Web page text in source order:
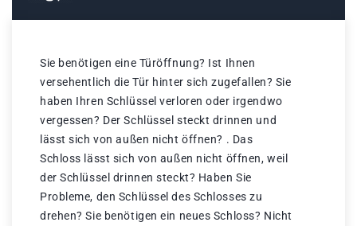
Sie benötigen eine Türöffnung? Ist Ihnen
versehentlich die Tür hinter sich zugefallen? Sie
haben Ihren Schlüssel verloren oder irgendwo
vergessen? Der Schlüssel steckt drinnen und
lässt sich von außen nicht öffnen? . Das
Schloss lässt sich von außen nicht öffnen, weil
der Schlüssel drinnen steckt? Haben Sie
Probleme, den Schlüssel des Schlosses zu
drehen? Sie benötigen ein neues Schloss? Nicht